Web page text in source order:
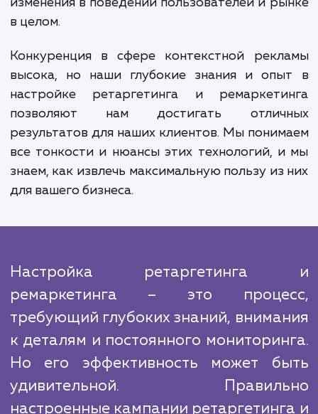
привлекательные рекламные
которые будут мотивировать
вернуться на ваш сайт и совершить покупку.
Весь процесс работы тесно
аналитикой. Мы проводим
мониторинг и оптимизацию
кампаний, анализируя их
влияние на общий ROI бизнеса. Это
нам оперативно корректировать
в целом.
Конкуренция в сфере контекстной
высока, но наши глубокие знания и
настройке ретаргетинга и
позволяют нам достигать
результатов для наших клиентов. Мы
все тонкости и нюансы этих технологий,